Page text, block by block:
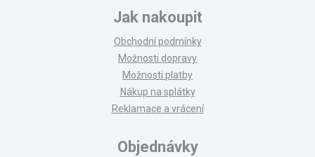
Jak nakoupit
Obchodní podmínky
Možnosti dopravy
Možnosti platby
Nákup na splátky
Reklamace a vrácení
Objednávky